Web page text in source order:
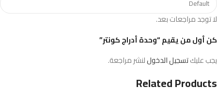
لا توجد مراجعات بعد.
كن أول من يقيم “وحدة أدراج كونتر”
يجب عليكتسجيل الدخوللنشر مراجعة.
Related Products